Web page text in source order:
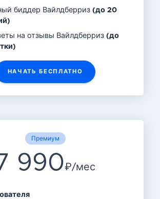
биддер Вайлдберриз(до 20
на отзывы Вайлдберриз(до
НАЧАТЬ БЕСПЛАТНО
Премиум
990₽/мес